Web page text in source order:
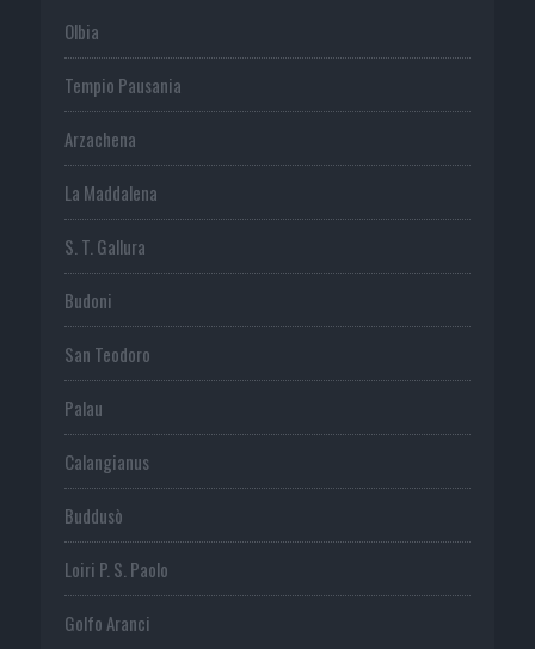
Olbia
Tempio Pausania
Arzachena
La Maddalena
S. T. Gallura
Budoni
San Teodoro
Palau
Calangianus
Buddusò
Loiri P. S. Paolo
Golfo Aranci